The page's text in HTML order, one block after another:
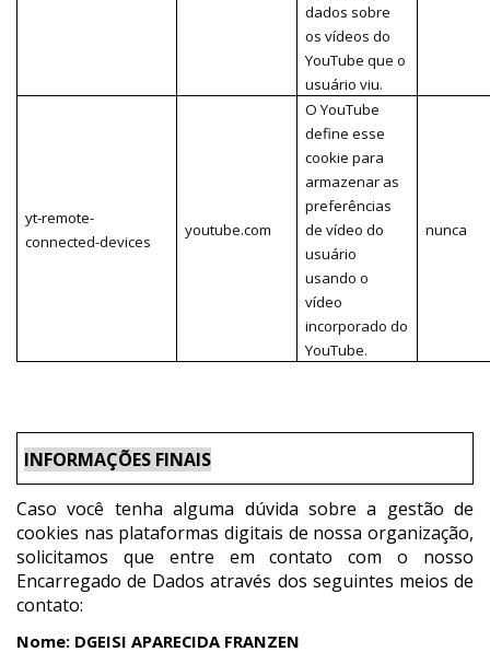
dados sobre
os vídeos do
YouTube que o
usuário viu.
yt-remote-
connected-devices
youtube.com
O YouTube
define esse
cookie para
armazenar as
preferências
de vídeo do
usuário
usando o
vídeo
incorporado do
YouTube.
nunca
INFORMAÇÕES FINAIS
Caso você tenha alguma dúvida sobre a gestão de
cookies nas plataformas digitais de nossa organização,
solicitamos que entre em contato com o nosso
Encarregado de Dados através dos seguintes meios de
contato:
Nome: DGEISI APARECIDA FRANZEN